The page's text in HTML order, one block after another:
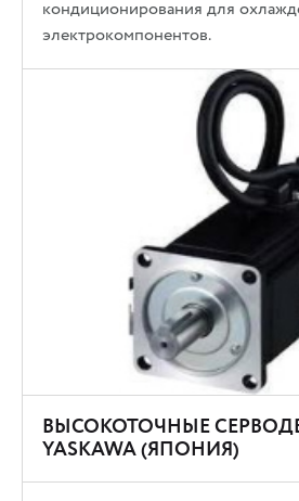
кондиционирования для
электрокомпонентов.
ВЫСОКОТОЧНЫЕ
YASKAWA (ЯПОНИЯ)